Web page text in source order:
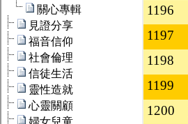
1196
1197
1198
1199
1200